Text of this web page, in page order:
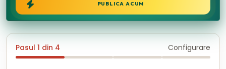
PUBLICA ACUM
Pasul 1 din 4 Configurare